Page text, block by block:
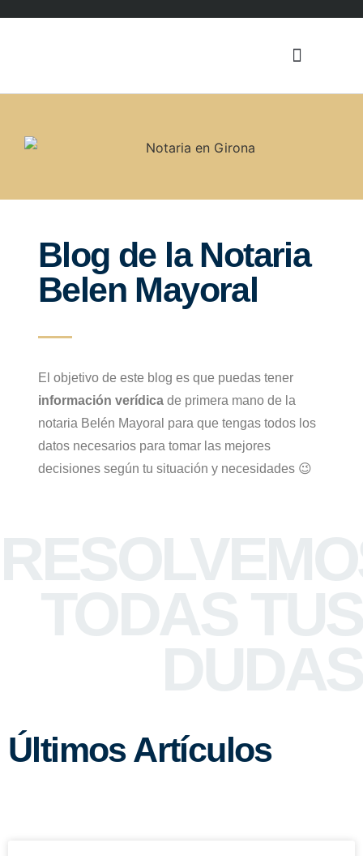
Blog de la Notaria
Belen Mayoral
El objetivo de este blog es que puedas tener
información verídica de primera mano de la
notaria Belén Mayoral para que tengas todos los
datos necesarios para tomar las mejores
decisiones según tu situación y necesidades 😉
Últimos Artículos